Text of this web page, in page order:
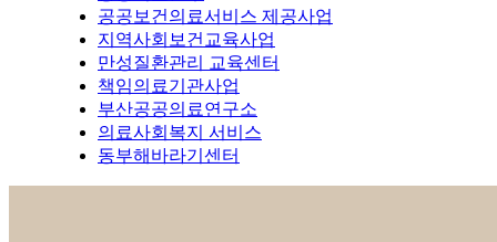
공공보건의료서비스 제공사업
지역사회보건교육사업
만성질환관리 교육센터
책임의료기관사업
부산공공의료연구소
의료사회복지 서비스
동부해바라기센터